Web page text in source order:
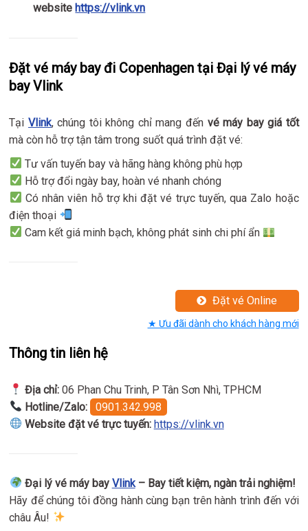
websitehttps://vlink.vn
Đặt vé máy bay đi Copenhagen tại Đại lý vé máy
bay Vlink
Tại Vlink, chúng tôi không chỉ mang đến vé máy bay giá tốt
mà còn hỗ trợ tận tâm trong suốt quá trình đặt vé:
Tư vấn tuyến bay và hãng hàng không phù hợp
Hỗ trợ đổi ngày bay, hoàn vé nhanh chóng
Có nhân viên hỗ trợ khi đặt vé trực tuyến, qua Zalo hoặc
điện thoại
Cam kết giá minh bạch, không phát sinh chi phí ẩn
Đặt vé Online
★ Ưu đãi dành cho khách hàng mới
Thông tin liên hệ
Địa chỉ:06 Phan Chu Trinh, P Tân Sơn Nhì, TPHCM
Hotline/Zalo:
0901.342.998
Website đặt vé trực tuyến: https://vlink.vn
Đại lý vé máy bay Vlink– Bay tiết kiệm, ngàn trải nghiệm!
Hãy để chúng tôi đồng hành cùng bạn trên hành trình đến với
châu Âu!